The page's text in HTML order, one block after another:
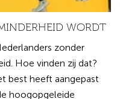
WORDT
zonder
Hoe vinden zij dat?
best heeft aangepast
hoogopgeleide